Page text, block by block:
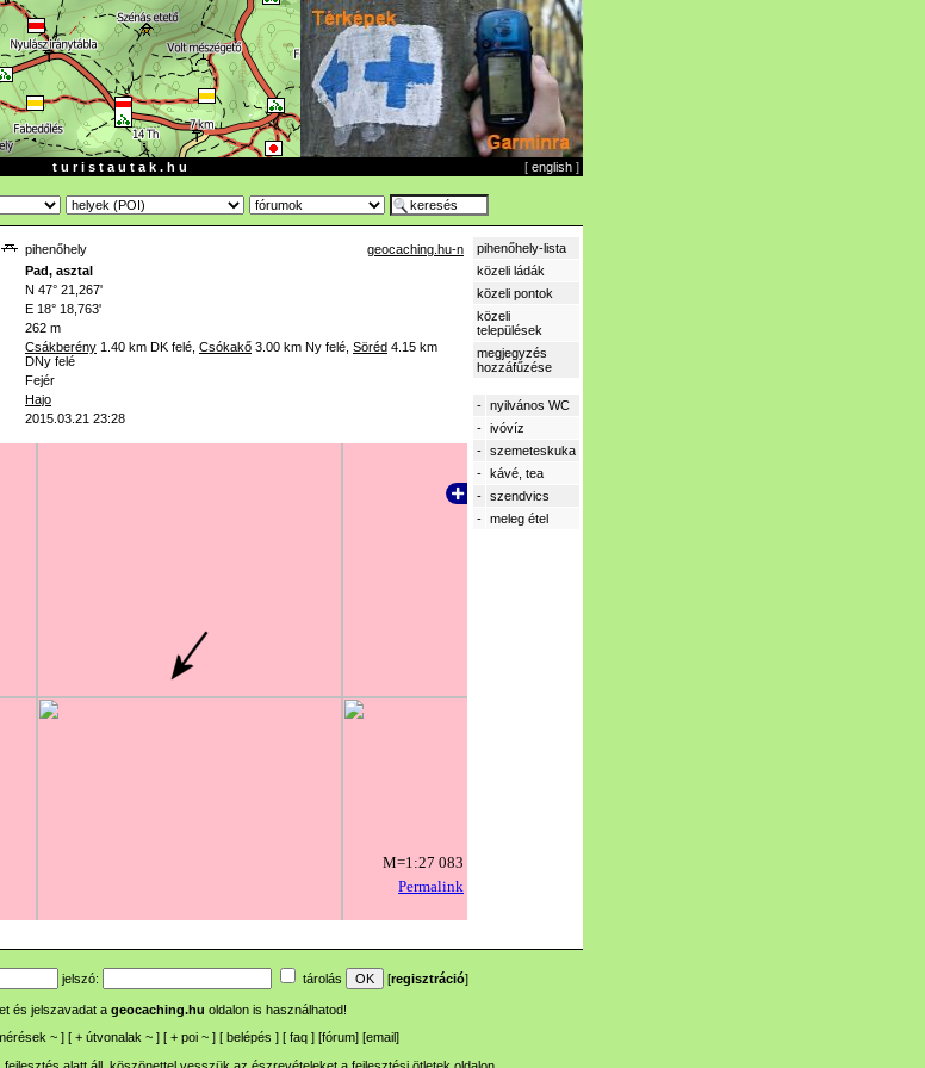
t u r i s t a u t a k . h u [ english ]
pihenőhely
geocaching.hu-n
Pad, asztal
N 47° 21,267'
E 18° 18,763'
262 m
Csákberény 1.40 km DK felé Csókakő 3.00 km Ny felé Söréd 4.15 km
DNy felé
Fejér
Hajo
2015.03.21 23:28
pihenőhely-lista
közeli ládák
közeli pontok
közeli
települések
megjegyzés
hozzáfűzése
- nyilvános WC
- ivóvíz
- szemeteskuka
- kávé, tea
- szendvics
- meleg étel
jelszó: tárolás [regisztráció]
és jelszavadat a geocaching.hu oldalon is használhatod!
~ ] [ + útvonalak ~ ] [ + poi ~ ] [ belépés ] [ faq ] [fórum] [email]